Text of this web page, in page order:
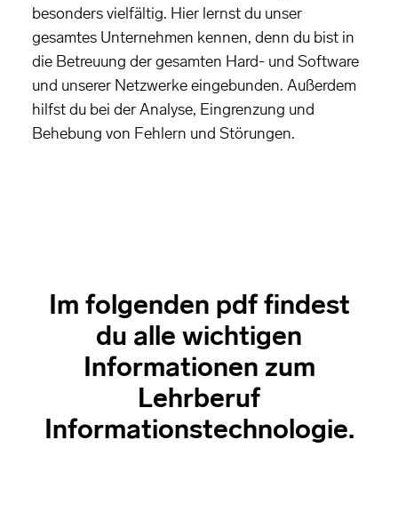
besonders vielfältig. Hier lernst du unser
gesamtes Unternehmen kennen, denn du bist in
die Betreuung der gesamten Hard- und Software
und unserer Netzwerke eingebunden. Außerdem
hilfst du bei der Analyse, Eingrenzung und
Behebung von Fehlern und Störungen.
Im folgenden pdf findest
du alle wichtigen
Informationen zum
Lehrberuf
Informationstechnologie.